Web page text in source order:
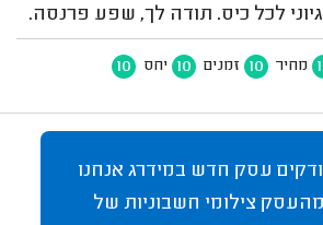
לכל כיס. תודה לך, שפע פרנסה.
מחיר 10 זמנים 10 יחס 10
עסק חדש במידרג אנחנו
צילומי חשבוניות של